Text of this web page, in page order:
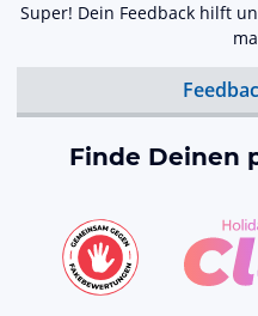
Super! Dein Feedback hilft
Finde Deinen